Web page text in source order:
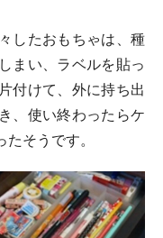
したおもちゃは、種
まい、ラベルを貼っ
付けて、外に持ち出
、使い終わったらケ
そうです。